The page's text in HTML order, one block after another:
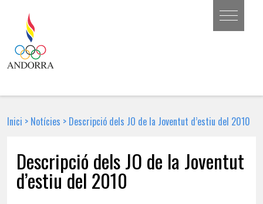
Inici > Notícies > Descripció dels JO de la Joventut d’estiu del 2010
Descripció dels JO de la Joventut
d’estiu del 2010